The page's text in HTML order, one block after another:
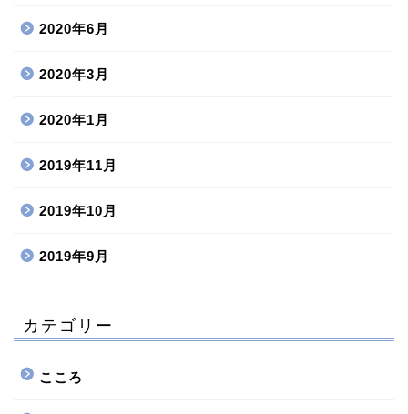
2020年6月
2020年3月
2020年1月
2019年11月
2019年10月
2019年9月
カテゴリー
こころ